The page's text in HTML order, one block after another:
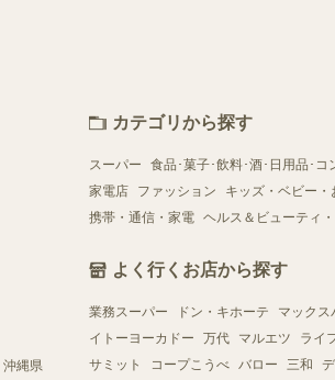
沖縄県
カテゴリから探す
スーパー
食品･菓子･飲料･酒･日用品･コ
家電店
ファッション
キッズ・ベビー・
携帯・通信・家電 ヘルス＆ビューティ
よく行くお店から探す
業務スーパー ドン・キホーテ
マックス
イトーヨーカドー
万代 マルエツ
ライ
サミット
コープこうべ バロー 三和